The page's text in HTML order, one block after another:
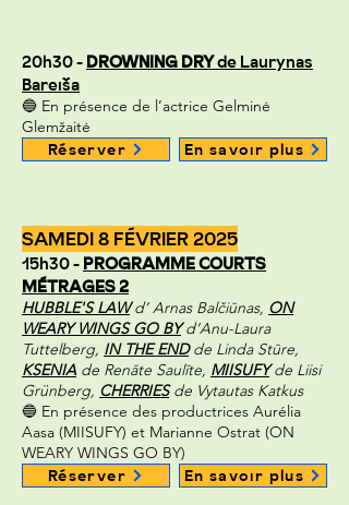
20h30 -DROWNING DRYde Laurynas
Bareiša
🔵 En présence de l’actrice Gelminė
Glemžaitė
Réserver En savoir plus
SAMEDI 8 FÉVRIER 2025
15h30 -PROGRAMME COURTS
MÉTRAGES 2
HUBBLE'S LAW d’ Arnas Balčiūnas, ON
WEARY WINGS GO BY d’Anu-Laura
Tuttelberg, IN THE END de Linda Stūre,
KSENIA de Renāte Saulīte, MIISUFYde Liisi
Grünberg, CHERRIESde Vytautas Katkus
🔵 En présence des productrices Aurélia
Aasa (MIISUFY) et Marianne Ostrat (ON
WEARY WINGS GO BY)
Réserver En savoir plus